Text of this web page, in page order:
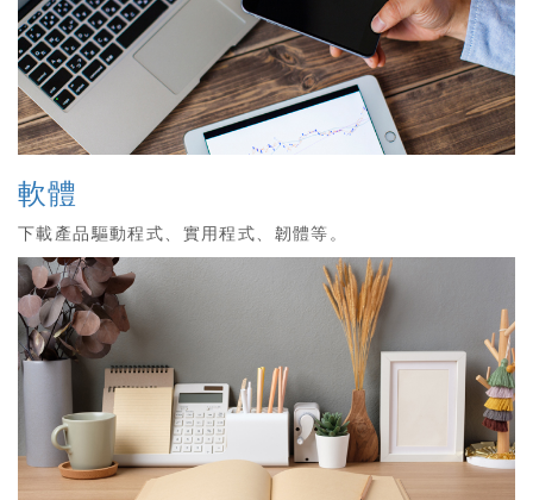
軟體
下載產品驅動程式、實用程式、韌體等。